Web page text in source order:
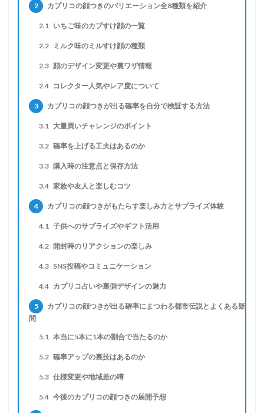
2 カプリコの顔つきのバリエーション全8種類を紹介
2.1 いちご味のカプすけ顔の一覧
2.2 ミルク味のミルすけ顔の種類
2.3 顔のデザイン変更や裏ワザ情報
2.4 コレクター人気やレア度について
3 カプリコの顔つきが出る確率を自分で検証する方法
3.1 大量買いチャレンジのポイント
3.2 確率を上げる工夫はあるのか
3.3 購入時の注意点と保存方法
3.4 家族や友人と楽しむコツ
4 カプリコの顔つきがもたらす楽しみ方とサプライズ体験
4.1 子供へのサプライズやギフト活用
4.2 開封時のリアクションの楽しみ
4.3 SNS投稿やコミュニケーション
4.4 カプリコ占いや裏側デザインの魅力
5
カプリコの顔つきが出る確率にまつわる都市伝説とよくある疑
問
5.1 本当に5本に1本の割合で当たるのか
5.2 確率アップの裏技はあるのか
5.3 仕様変更や地域差の噂
5.4 今後のカプリコの顔つきの展開予想